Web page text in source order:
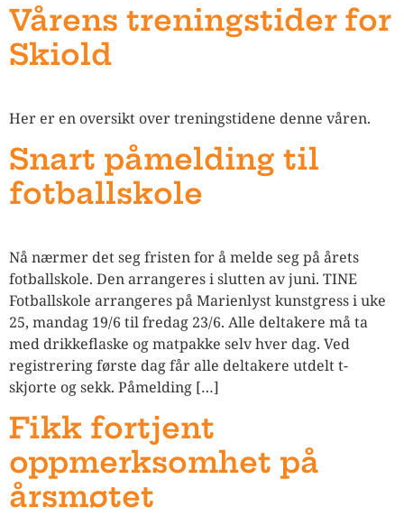
Vårens treningstider for
Skiold
Her er en oversikt over treningstidene denne våren.
Snart påmelding til
fotballskole
Nå nærmer det seg fristen for å melde seg på årets
fotballskole. Den arrangeres i slutten av juni. TINE
Fotballskole arrangeres på Marienlyst kunstgress i uke
25, mandag 19/6 til fredag 23/6. Alle deltakere må ta
med drikkeflaske og matpakke selv hver dag. Ved
registrering første dag får alle deltakere utdelt t-
skjorte og sekk. Påmelding […]
Fikk fortjent
oppmerksomhet på
årsmøtet